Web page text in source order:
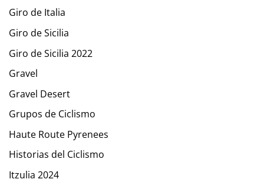
Giro de Italia
Giro de Sicilia
Giro de Sicilia 2022
Gravel
Gravel Desert
Grupos de Ciclismo
Haute Route Pyrenees
Historias del Ciclismo
Itzulia 2024